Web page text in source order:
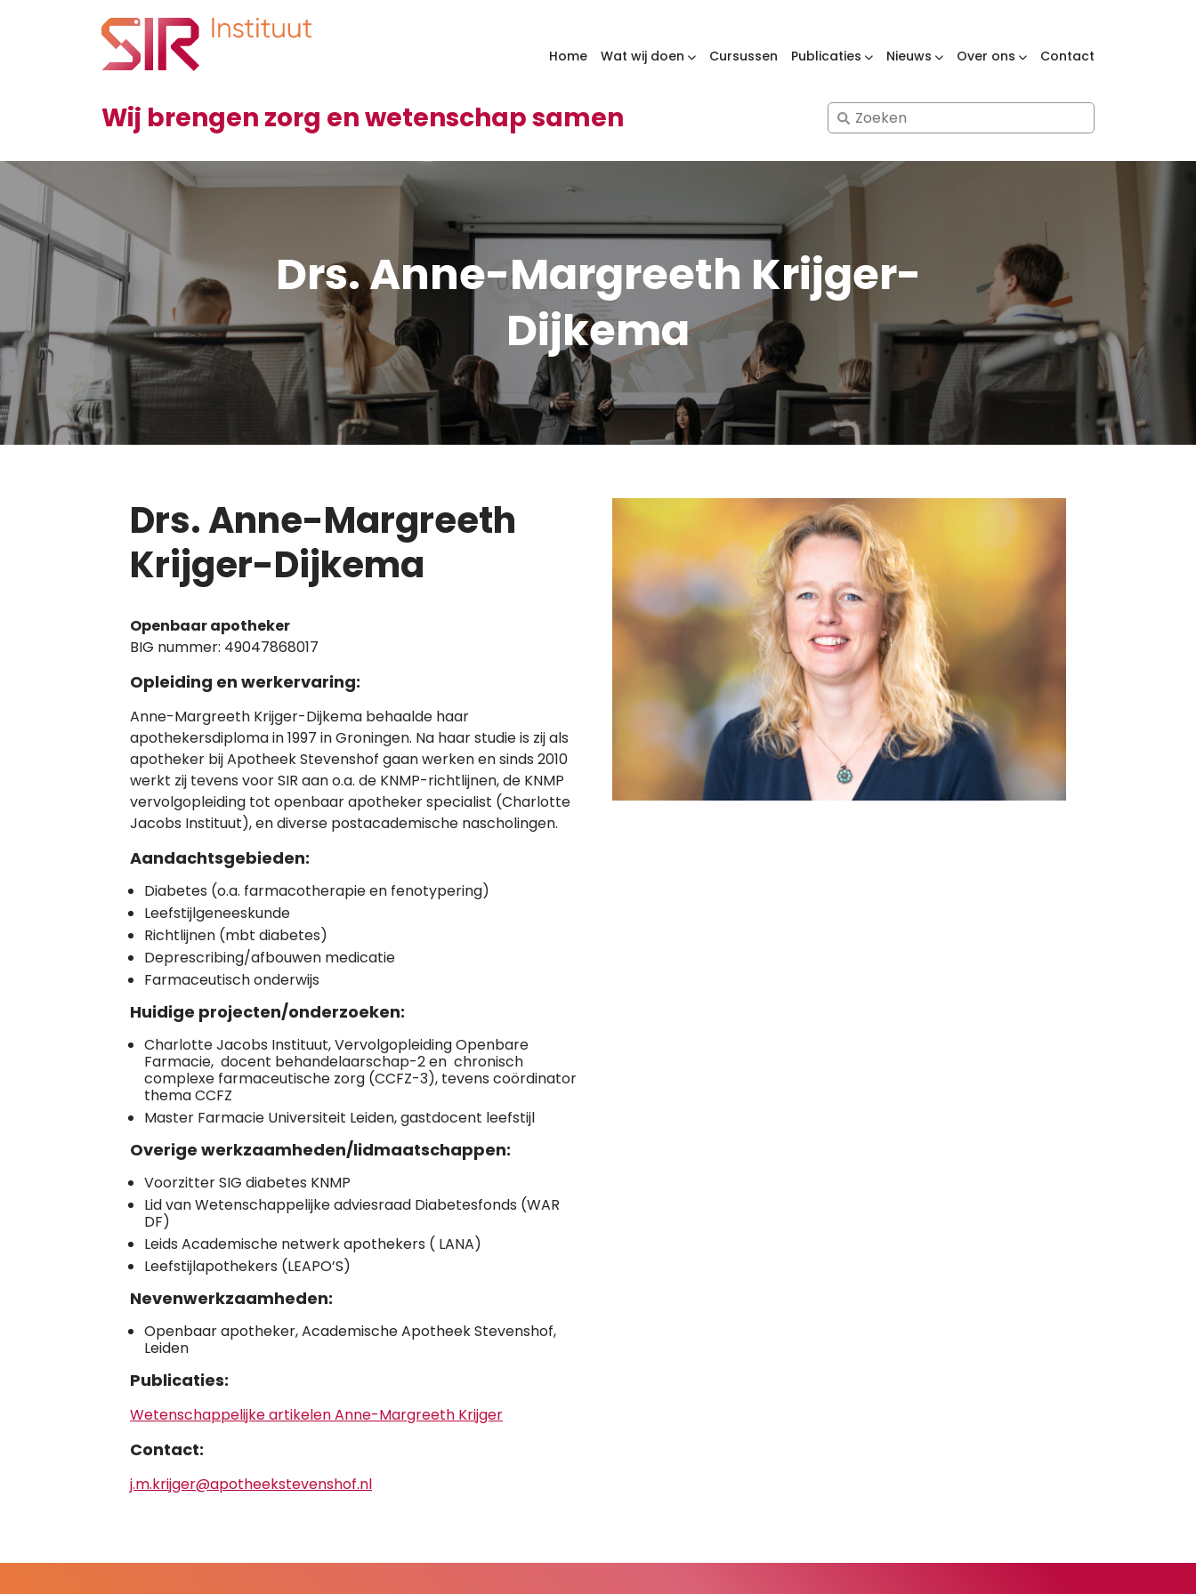
Home Wat wij doen Cursussen Publicaties Nieuws Over ons Contact
Wij brengen zorg en wetenschap samen
Search
for:
Drs. Anne-Margreeth Krijger-
Dijkema
Drs. Anne-Margreeth
Krijger-Dijkema
Openbaar apotheker
BIG nummer: 49047868017
Opleiding en werkervaring:
Anne-Margreeth Krijger-Dijkema behaalde haar
apothekersdiploma in 1997 in Groningen. Na haar studie is zij als
apotheker bij Apotheek Stevenshof gaan werken en sinds 2010
werkt zij tevens voor SIR aan o.a. de KNMP-richtlijnen, de KNMP
vervolgopleiding tot openbaar apotheker specialist (Charlotte
Jacobs Instituut), en diverse postacademische nascholingen.
Aandachtsgebieden:
Diabetes (o.a. farmacotherapie en fenotypering)
Leefstijlgeneeskunde
Richtlijnen (mbt diabetes)
Deprescribing/afbouwen medicatie
Farmaceutisch onderwijs
Huidige projecten/onderzoeken:
Charlotte Jacobs Instituut, Vervolgopleiding Openbare
Farmacie, docent behandelaarschap-2 en chronisch
complexe farmaceutische zorg (CCFZ-3), tevens coördinator
thema CCFZ
Master Farmacie Universiteit Leiden, gastdocent leefstijl
Overige werkzaamheden/lidmaatschappen:
Voorzitter SIG diabetes KNMP
Lid van Wetenschappelijke adviesraad Diabetesfonds (WAR
DF)
Leids Academische netwerk apothekers ( LANA)
Leefstijlapothekers (LEAPO’S)
Nevenwerkzaamheden:
Openbaar apotheker, Academische Apotheek Stevenshof,
Leiden
Publicaties:
Wetenschappelijke artikelen Anne-Margreeth Krijger
Contact:
j.m.krijger@apotheekstevenshof.nl